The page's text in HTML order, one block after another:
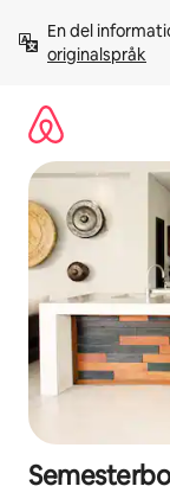
innehåll
En del
originalspråk